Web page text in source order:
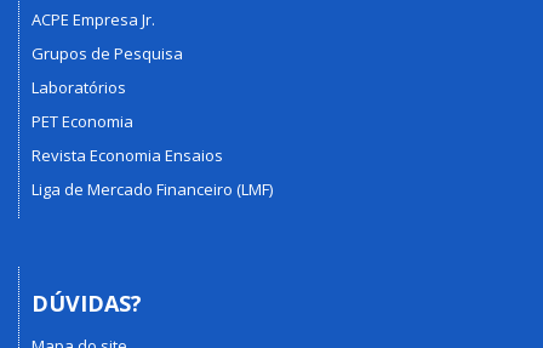
ACPE Empresa Jr.
Grupos de Pesquisa
Laboratórios
PET Economia
Revista Economia Ensaios
Liga de Mercado Financeiro (LMF)
DÚVIDAS?